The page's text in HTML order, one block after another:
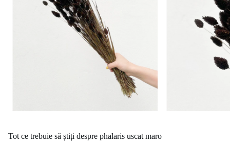
Tot ce trebuie să știți despre phalaris uscat maro